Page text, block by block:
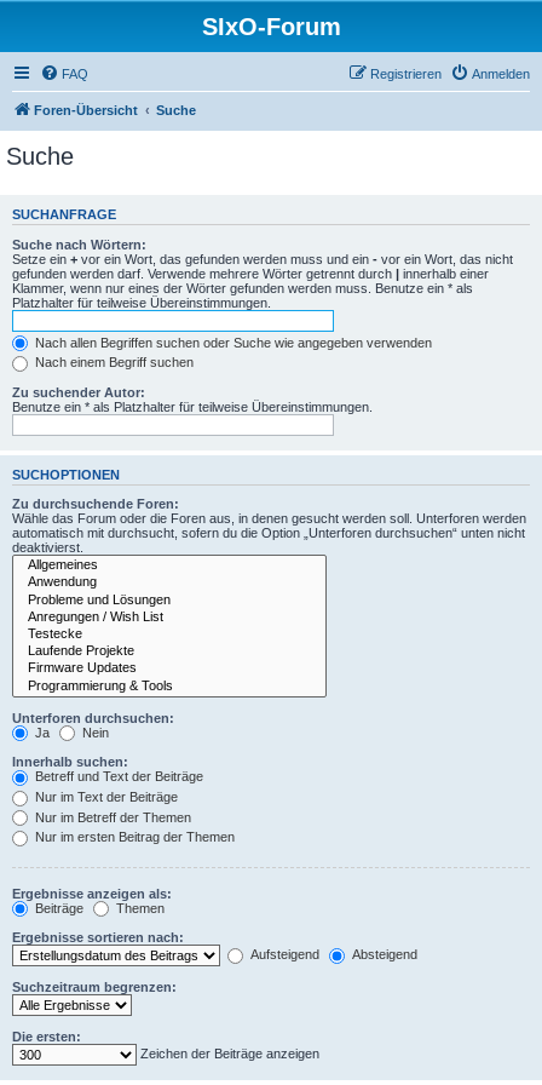
SIxO-Forum
FAQ Anmelden
Registrieren
Foren-Übersicht Suche
Suche
SUCHANFRAGE
Suche nach Wörtern:
Setze ein + vor ein Wort, das gefunden werden muss und ein - vor ein Wort, das nicht
gefunden werden darf. Verwende mehrere Wörter getrennt durch | innerhalb einer
Klammer, wenn nur eines der Wörter gefunden werden muss. Benutze ein * als
Platzhalter für teilweise Übereinstimmungen.
Nach allen Begriffen suchen oder Suche wie angegeben verwenden
Nach einem Begriff suchen
Zu suchender Autor:
Benutze ein * als Platzhalter für teilweise Übereinstimmungen.
SUCHOPTIONEN
Zu durchsuchende Foren:
Wähle das Forum oder die Foren aus, in denen gesucht werden soll. Unterforen werden
automatisch mit durchsucht, sofern du die Option „Unterforen durchsuchen“ unten nicht
deaktivierst.
Unterforen durchsuchen:
Ja
Nein
Innerhalb suchen:
Betreff und Text der Beiträge
Nur im Text der Beiträge
Nur im Betreff der Themen
Nur im ersten Beitrag der Themen
Ergebnisse anzeigen als:
Beiträge
Themen
Ergebnisse sortieren nach:
Aufsteigend
Absteigend
Suchzeitraum begrenzen:
Die ersten:
Zeichen der Beiträge anzeigen